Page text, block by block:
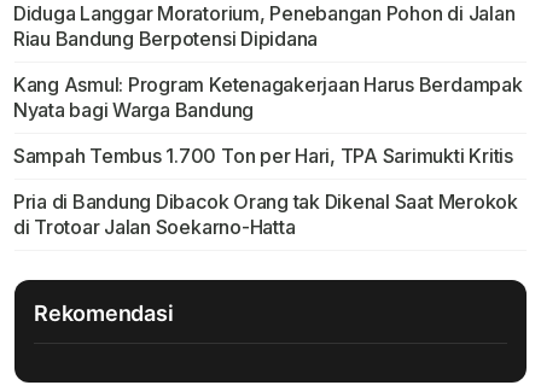
Diduga Langgar Moratorium, Penebangan Pohon di Jalan
Riau Bandung Berpotensi Dipidana
Kang Asmul: Program Ketenagakerjaan Harus Berdampak
Nyata bagi Warga Bandung
Sampah Tembus 1.700 Ton per Hari, TPA Sarimukti Kritis
Pria di Bandung Dibacok Orang tak Dikenal Saat Merokok
di Trotoar Jalan Soekarno-Hatta
Rekomendasi